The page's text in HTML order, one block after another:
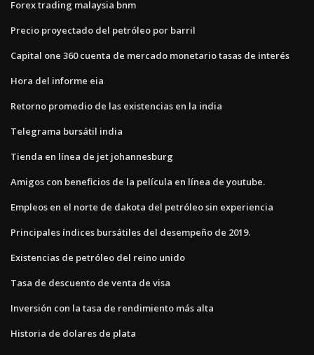
Forex trading malaysia bnm
Precio proyectado del petróleo por barril
Capital one 360 ​​cuenta de mercado monetario tasas de interés
Hora del informe eia
Retorno promedio de las existencias en la india
Telegrama bursátil india
Tienda en línea de jet johannesburg
Amigos con beneficios de la película en línea de youtube.
Empleos en el norte de dakota del petróleo sin experiencia
Principales índices bursátiles del desempeño de 2019.
Existencias de petróleo del reino unido
Tasa de descuento de venta de visa
Inversión con la tasa de rendimiento más alta
Historia de dolares de plata